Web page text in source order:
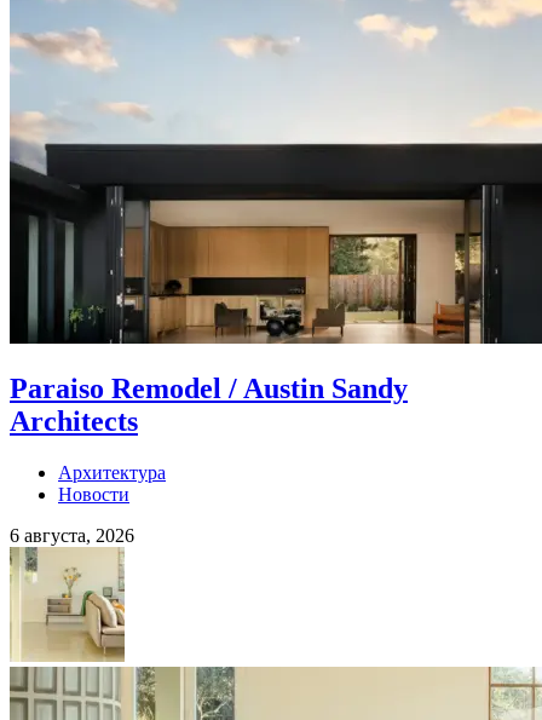
Paraiso Remodel / Austin Sandy
Architects
Архитектура
Новости
6 августа, 2026